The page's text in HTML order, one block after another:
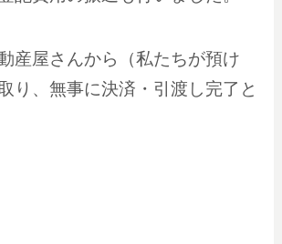
産屋さんから（私たちが預け
り、無事に決済・引渡し完了と